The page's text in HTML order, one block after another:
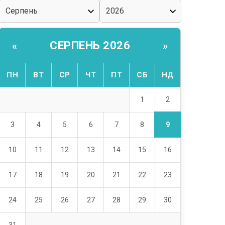
« СЕРПЕНЬ 2026 »
ПН ВТ СР ЧТ ПТ СБ НД
1 2
3 4 5 6 7 8 9
10 11 12 13 14 15 16
17 18 19 20 21 22 23
24 25 26 27 28 29 30